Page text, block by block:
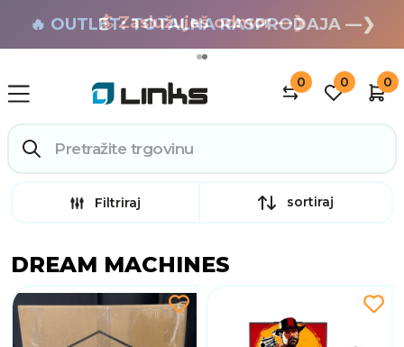
🏄 Zaslužuješ odmor —❯
🔥 OUTLET: TOTALNA RASPRODAJA —❯
0 0 0
Filtriraj sortiraj
DREAM MACHINES